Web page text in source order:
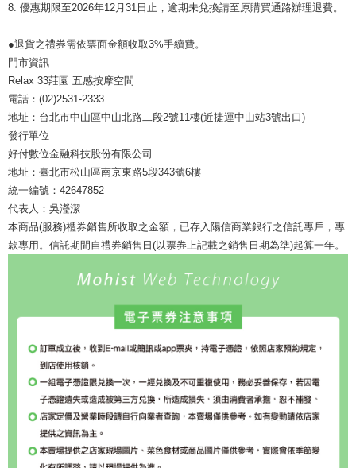
8. 優惠期限至2026年12月31日止，逾期未兌換請至原購買通路辦理退費。
●退貨之禮券需依票面金額收取3%手續費。
門市資訊
Relax 33莊園 五感按摩空間
電話：(02)2531-2333
地址：台北市中山區中山北路二段2號11樓(近捷運中山站3號出口)
發行單位
好付數位金融科技股份有限公司
地址：臺北市松山區南京東路5段343號6樓
統一編號：42647852
代表人：吳瀅潔
本商品(服務)禮券銷售所收取之金額，已存入陽信商業銀行之信託專戶，專
款專用。信託期間自禮券銷售日(以票券上記載之銷售日期為準)起算一年。